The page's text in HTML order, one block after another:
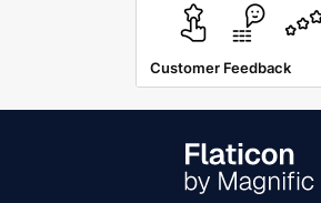
Customer Feedback